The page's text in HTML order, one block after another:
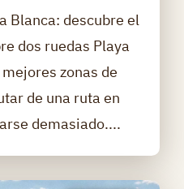
Blanca: descubre el
dos ruedas Playa
zonas de
de una ruta en
demasiado....